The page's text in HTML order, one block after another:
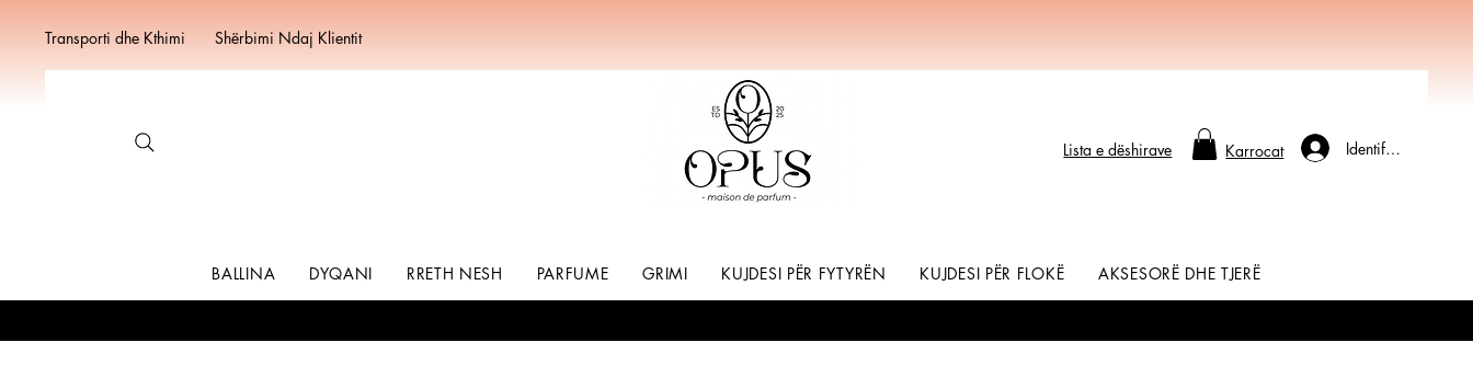
Transporti dhe Kthimi Shërbimi Ndaj Klientit
Lista e dëshirave Identifikohu
Karrocat
BALLINA DYQANI RRETH NESH PARFUME GRIMI KUJDESI PËR FYTYRËN KUJDESI PËR FLOKË AKSESORË DHE TJERË